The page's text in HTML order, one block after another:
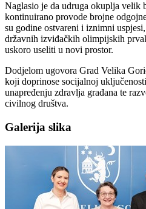
Naglasio je da udruga okuplja velik
kontinuirano provode brojne
su godine ostvareni i iznimni
državnih izviđačkih olimpijskih
uskoro useliti u novi prostor.
Dodjelom ugovora Grad Velika
koji doprinose socijalnoj
unapređenju zdravlja građana te
civilnog društva.
Galerija slika